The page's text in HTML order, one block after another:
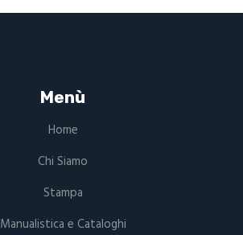
Menù
Home
Chi Siamo
Stampa
Manualistica e Cataloghi